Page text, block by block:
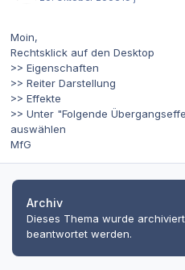
Moin,
Rechtsklick auf den Desktop
>> Eigenschaften
>> Reiter Darstellung
>> Effekte
>> Unter "Folgende
auswählen
MfG
Archiv
Dieses Thema wurde
beantwortet werden.